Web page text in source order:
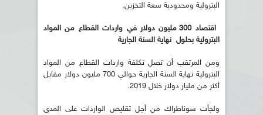
البترولية ومحدودية سعة التخزين.
اقتصاد 300 مليون دولار في واردات القطاع من المواد
البترولية بحلول نهاية السنة الجارية
ومن المرتقب أن تصل تكلفة واردات القطاع من المواد
البترولية نهاية السنة الجارية حوالي 700 مليون دولار مقابل
أكثر من مليار دولار خلال 2019.
ولجأت سوناطراك من أجل تقليص الواردات على المدى